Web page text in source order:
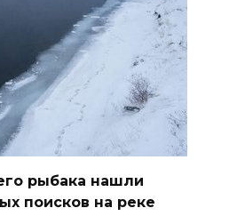
рыбака нашли
поисков на реке